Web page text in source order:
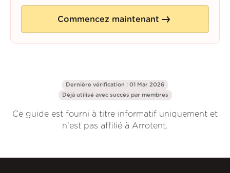
Commencez maintenant
Dernière vérification : 01 Mar 2026
Déjà utilisé avec succès par membres
Ce guide est fourni à titre informatif uniquement et
n'est pas affilié à Arrotent.